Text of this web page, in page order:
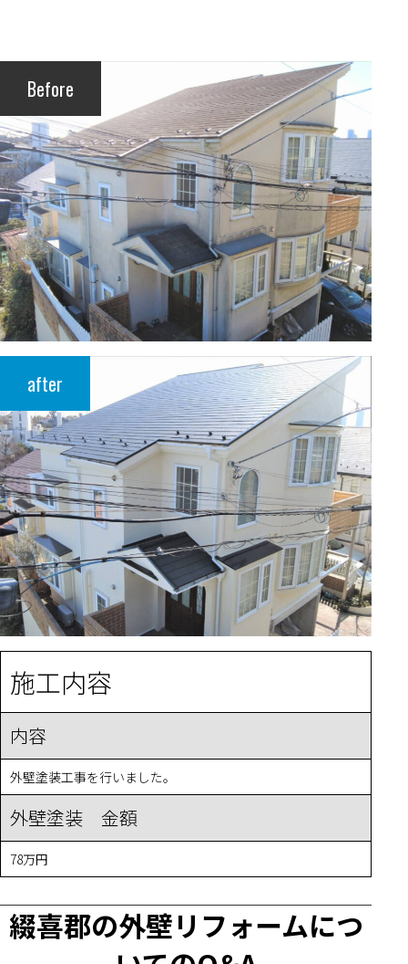
Before
after
施工内容
内容
外壁塗装工事を行いました。
外壁塗装 金額
78万円
綴喜郡の外壁リフォームにつ